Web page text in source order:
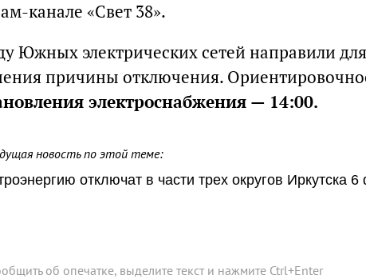
канале «Свет 38».
Южных электрических сетей направили
причины отключения.
электроснабжения — 14:00.
новость по этой теме:
отключат в части трех округов Иркутска
об опечатке, выделите текст и нажмите Ctrl+Enter